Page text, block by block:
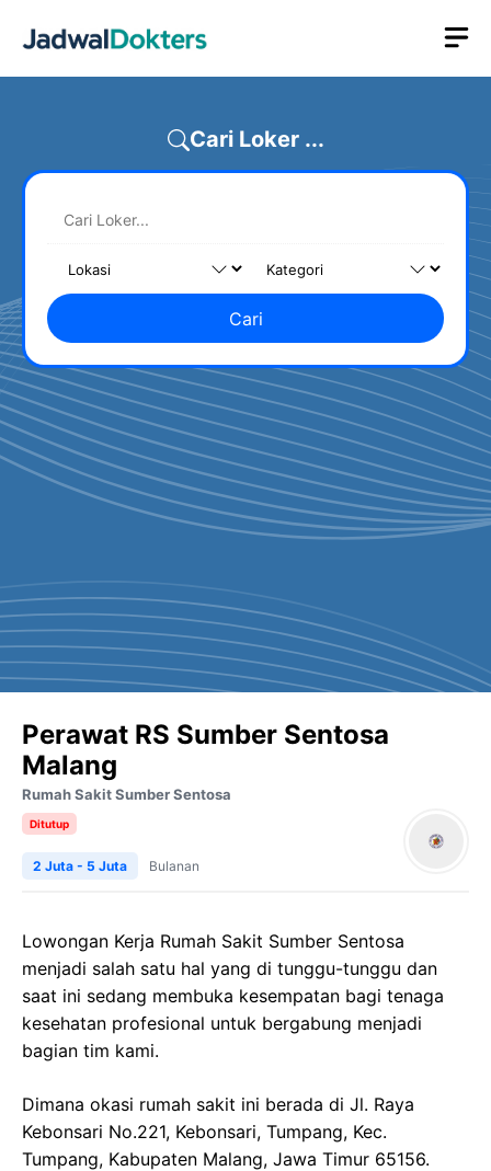
Cari Loker ...
Cari
Perawat RS Sumber Sentosa
Malang
Rumah Sakit Sumber Sentosa
Ditutup
2 Juta - 5 Juta Bulanan
Lowongan Kerja Rumah Sakit Sumber Sentosa
menjadi salah satu hal yang di tunggu-tunggu dan
saat ini sedang membuka kesempatan bagi tenaga
kesehatan profesional untuk bergabung menjadi
bagian tim kami.
Dimana okasi rumah sakit ini berada di Jl. Raya
Kebonsari No.221, Kebonsari, Tumpang, Kec.
Tumpang, Kabupaten Malang, Jawa Timur 65156.